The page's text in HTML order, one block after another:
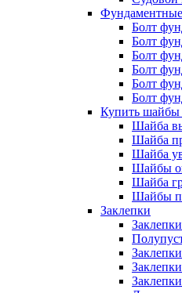
Болт
Болт
Болт
Болт
Болт
Болт
Купить шайбы
Шайба
Шайба
Шайба
Шайбы
Шайба
Шайбы
Заклепки